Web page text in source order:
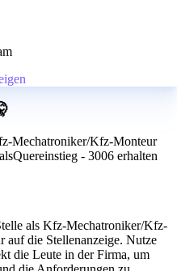
Mechatroniker/Kfz-Monteur
- 3006 erhalten
als Kfz-Mechatroniker/Kfz-
auf die Stellenanzeige. Nutze
die Leute in der Firma, um